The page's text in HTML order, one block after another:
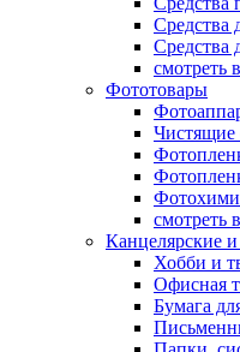
Средства
Средства
смотреть
Фототовары
Чистящие
смотреть
Канцелярские
Хобби и
Офисная
Бумага